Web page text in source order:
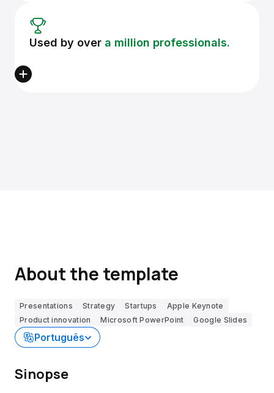
Used by over a million professionals.
About the template
Presentations Strategy Startups
Apple Keynote
Product innovation
Microsoft PowerPoint Google Slides
Português
Sinopse